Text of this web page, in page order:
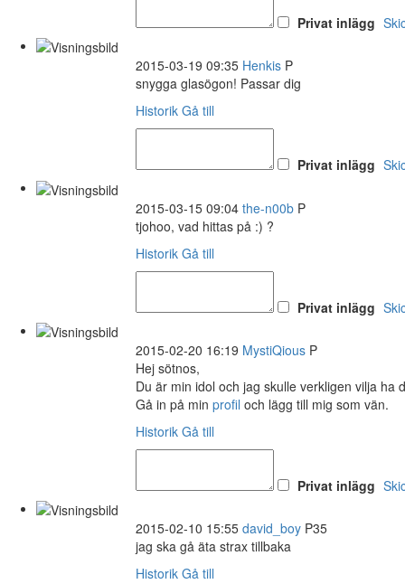
Privat inlägg
2015-03-19 09:35 Henkis P
snygga glasögon! Passar dig
Historik Gå till
Privat inlägg
2015-03-15 09:04 the-n00b P
tjohoo, vad hittas på :) ?
Historik Gå till
Privat inlägg
2015-02-20 16:19 MystiQious P
Hej sötnos,
Du är min idol och jag skulle verkligen vilja ha
Gå in på min profil och lägg till mig som vän.
Historik Gå till
Privat inlägg
2015-02-10 15:55 david_boy P35
jag ska gå äta strax tillbaka
Historik Gå till